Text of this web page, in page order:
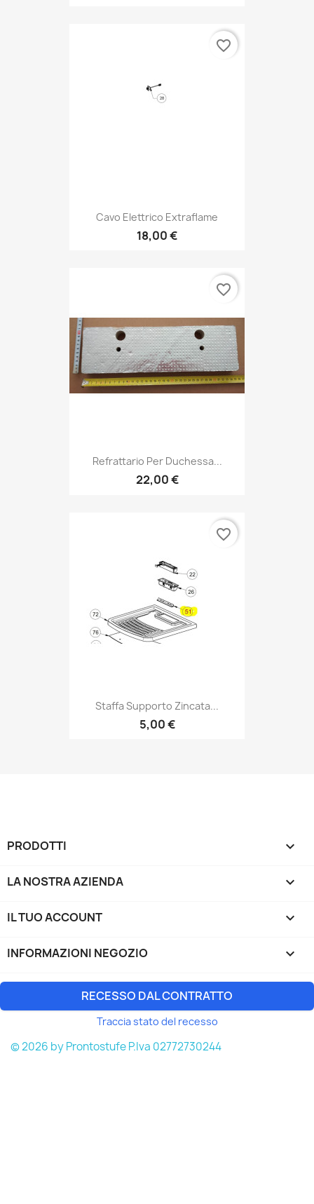
Cavo Elettrico Extraflame
18,00 €
favorite_border
Refrattario Per Duchessa...
22,00 €
favorite_border
Staffa Supporto Zincata...
5,00 €
favorite_border
PRODOTTI 
LA NOSTRA AZIENDA 
IL TUO ACCOUNT 
INFORMAZIONI NEGOZIO keyboard_arrow_down
RECESSO DAL CONTRATTO
Traccia stato del recesso
© 2026 by Prontostufe P.Iva 02772730244